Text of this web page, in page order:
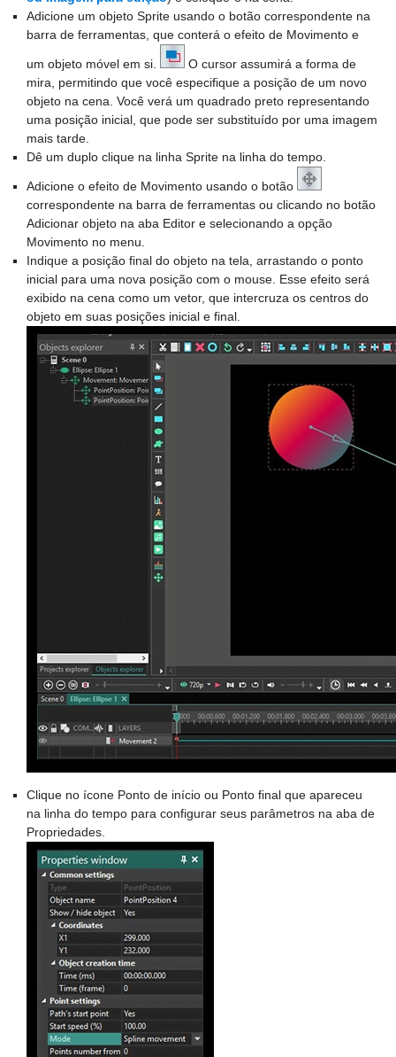
Adicione um objeto Sprite usando o botão correspondente na
barra de ferramentas, que conterá o efeito de Movimento e
um objeto móvel em si.
O cursor assumirá a forma de
mira, permitindo que você especifique a posição de um novo
objeto na cena. Você verá um quadrado preto representando
uma posição inicial, que pode ser substituído por uma imagem
mais tarde.
Dê um duplo clique na linha Sprite na linha do tempo.
Adicione o efeito de Movimento usando o botão
correspondente na barra de ferramentas ou clicando no botão
Adicionar objeto na aba Editor e selecionando a opção
Movimento no menu.
Indique a posição final do objeto na tela, arrastando o ponto
inicial para uma nova posição com o mouse. Esse efeito será
exibido na cena como um vetor, que intercruza os centros do
objeto em suas posições inicial e final.
Clique no ícone Ponto de início ou Ponto final que apareceu
na linha do tempo para configurar seus parâmetros na aba de
Propriedades.